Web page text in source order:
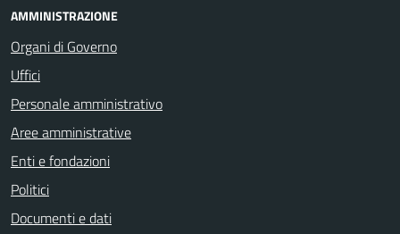
AMMINISTRAZIONE
Organi di Governo
Uffici
Personale amministrativo
Aree amministrative
Enti e fondazioni
Politici
Documenti e dati